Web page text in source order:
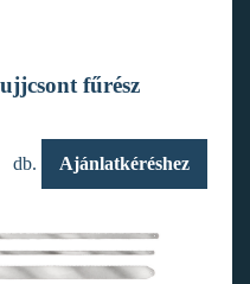
fűrész
db. Ajánlatkéréshez